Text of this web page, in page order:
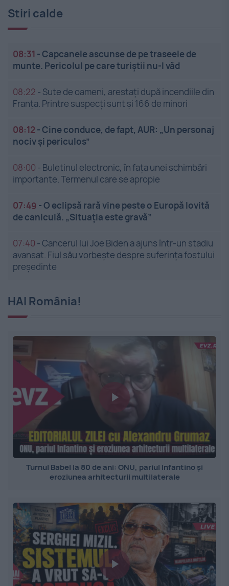
Stiri calde
08:31 -Capcanele ascunse de pe traseele de
munte. Pericolul pe care turiștii nu-l văd
08:22 - Sute de oameni, arestați după incendiile din
Franța. Printre suspecți sunt și 166 de minori
08:12 -Cine conduce, de fapt, AUR: „Un personaj
nociv și periculos”
08:00 - Buletinul electronic, în fața unei schimbări
importante. Termenul care se apropie
07:49 -O eclipsă rară vine peste o Europă lovită
de caniculă. „Situația este gravă”
07:40 -Cancerul lui Joe Biden a ajuns într-un stadiu
avansat. Fiul său vorbește despre suferința fostului
președinte
HAI România!
Turnul Babel la 80 de ani: ONU, pariul Infantino și
eroziunea arhitecturii multilaterale